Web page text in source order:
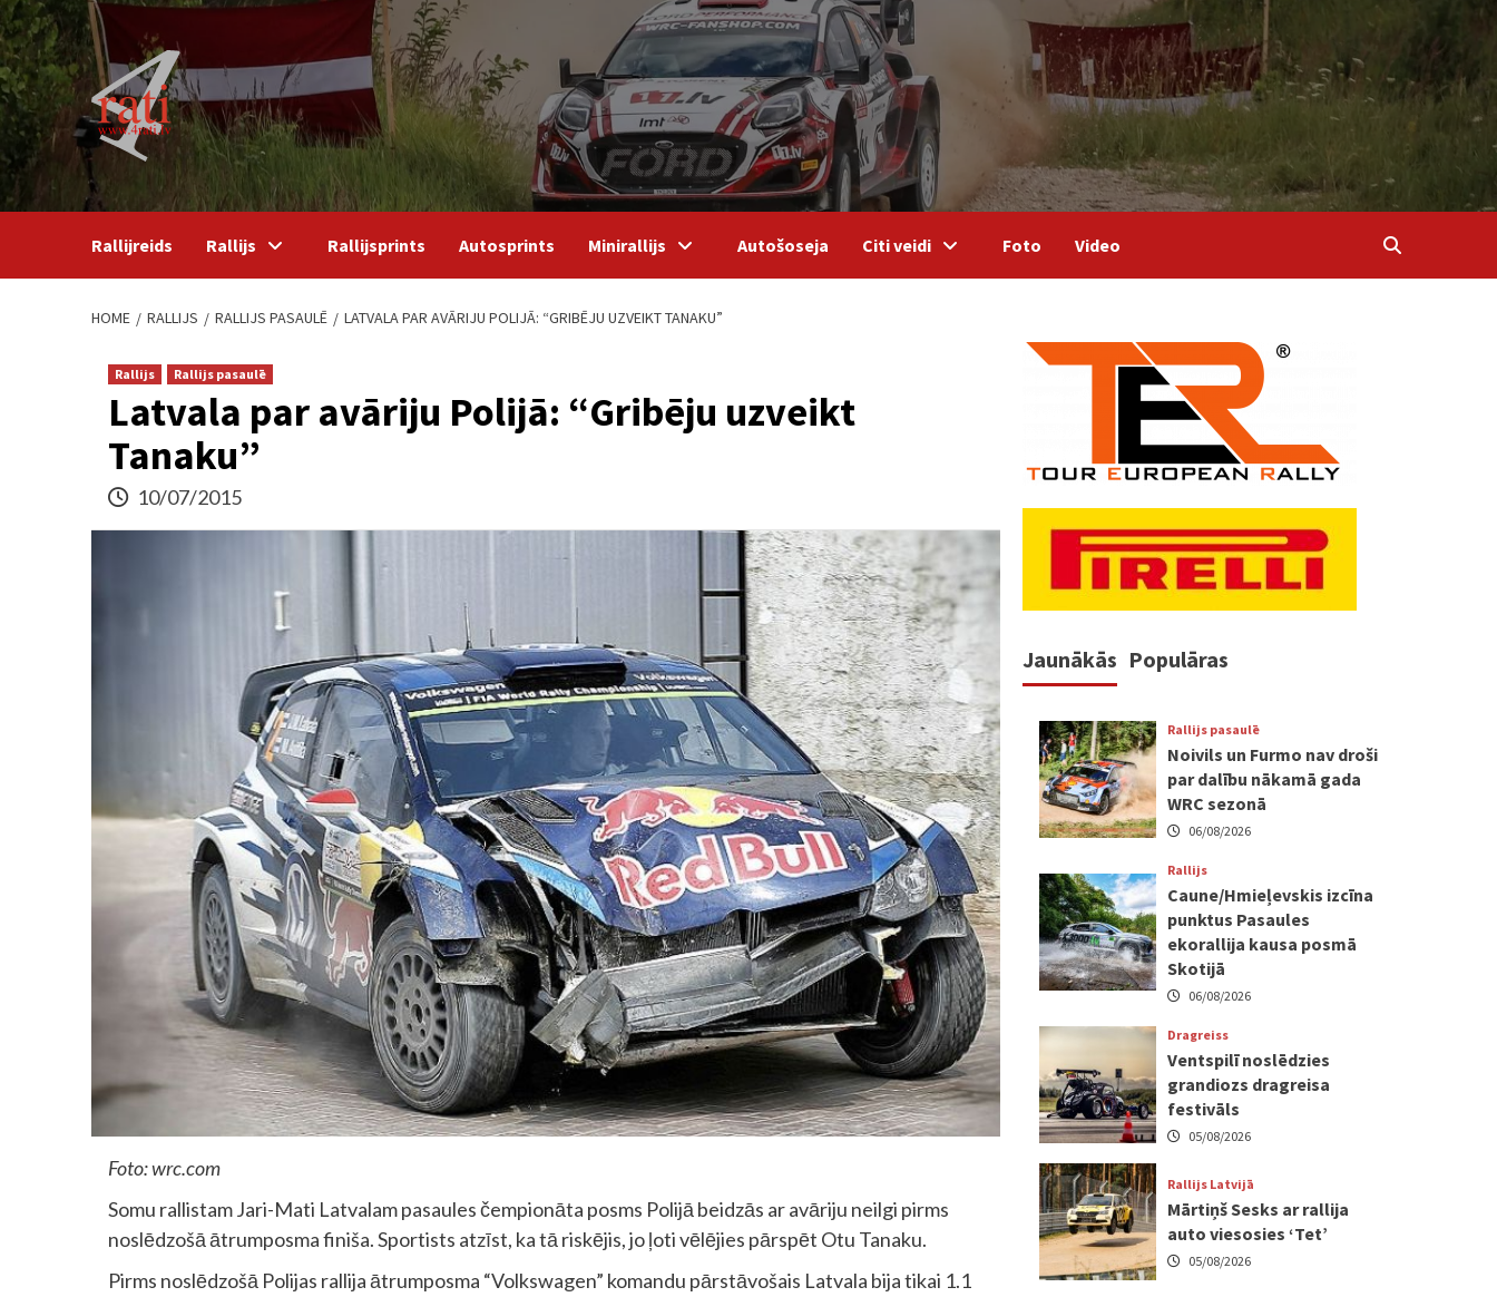
Skip
to
content
Rallijreids Rallijs Rallijsprints Autosprints Minirallijs Autošoseja Citi veidi Foto Video
HOME RALLIJS RALLIJS PASAULĒ LATVALA PAR AVĀRIJU POLIJĀ: “GRIBĒJU UZVEIKT TANAKU”
Rallijs Rallijs pasaulē
Latvala par avāriju Polijā: “Gribēju uzveikt
Tanaku”
10/07/2015
Foto: wrc.com
Somu rallistam Jari-Mati Latvalam pasaules čempionāta posms Polijā beidzās ar avāriju neilgi pirms
noslēdzošā ātrumposma finiša. Sportists atzīst, ka tā riskējis, jo ļoti vēlējies pārspēt Otu Tanaku.
Pirms noslēdzošā Polijas rallija ātrumposma “Volkswagen” komandu pārstāvošais Latvala bija tikai 1.1
Jaunākās Populāras
Rallijs pasaulē
Noivils un Furmo nav droši
par dalību nākamā gada
WRC sezonā
06/08/2026
Rallijs
Caune/Hmieļevskis izcīna
punktus Pasaules
ekorallija kausa posmā
Skotijā
06/08/2026
Dragreiss
Ventspilī noslēdzies
grandiozs dragreisa
festivāls
05/08/2026
Rallijs Latvijā
Mārtiņš Sesks ar rallija
auto viesosies ‘Tet’
05/08/2026